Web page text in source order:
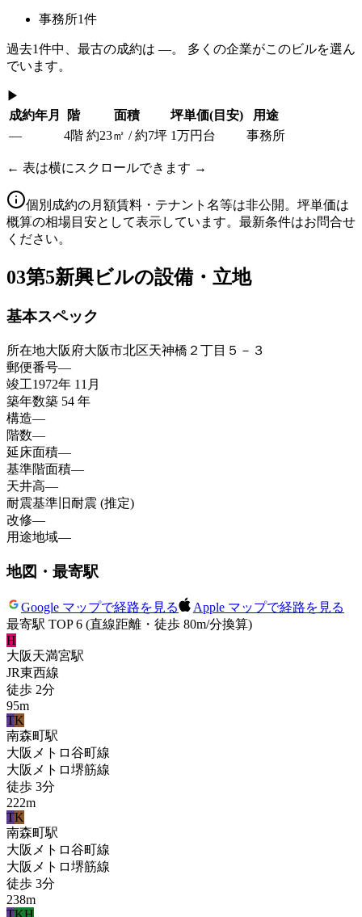
事務所1件
過去1件中、最古の成約は —。 多くの企業がこのビルを選ん
でいます。
▶
成約年月
階 面積 坪単価(目安)
用途
—
4階 約23㎡ / 約7坪 1万円台 事務所
← 表は横にスクロールできます →
個別成約の月額賃料・テナント名等は非公開。坪単価は
概算の相場目安として表示しています。最新条件はお問合せ
ください。
03第5新興ビルの設備・立地
基本スペック
所在地大阪府大阪市北区天神橋２丁目５－３
郵便番号—
竣工1972年 11月
築年数築 54 年
構造—
階数—
延床面積—
基準階面積—
天井高—
耐震基準 旧耐震 (推定)
改修—
用途地域—
地図・最寄駅
Google マップで経路を見る
Apple マップで経路を見る
最寄駅 TOP 6 (直線距離・徒歩 80m/分換算)
H
大阪天満宮駅
JR東西線
徒歩 2分
95m
TK
南森町駅
大阪メトロ谷町線
大阪メトロ堺筋線
徒歩 3分
222m
TK
南森町駅
大阪メトロ谷町線
大阪メトロ堺筋線
徒歩 3分
238m